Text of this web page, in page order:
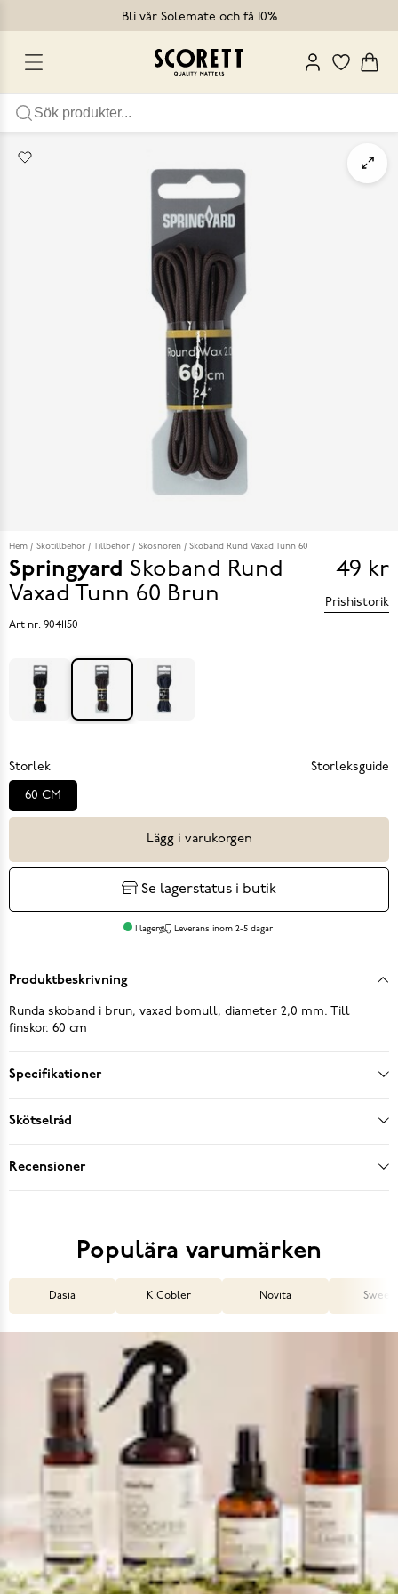
Bli vår Solemate och få 10%
Hem Skotillbehör Tillbehör Skosnören Skoband Rund Vaxad Tunn 60
Springyard Skoband Rund
Vaxad Tunn 60 Brun
Pris
49 kr
49 kr
Prishistorik
Art nr: 9041150
Storlek Storleksguide
60 CM
Lägg i varukorgen
Se lagerstatus i butik
I lager Leverans inom 2-5 dagar
Produktbeskrivning
Runda skoband i brun, vaxad bomull, diameter 2,0 mm. Till
finskor. 60 cm
Specifikationer
Skötselråd
Recensioner
Populära varumärken
Dasia K.Cobler Novita